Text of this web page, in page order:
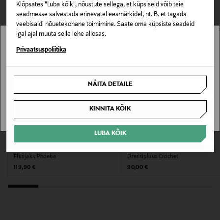
Klõpsates "Luba kõik", nõustute sellega, et küpsiseid võib teie
seadmesse salvestada erinevatel eesmärkidel, nt. B. et tagada
veebisaidi nõuetekohane toimimine. Saate oma küpsiste seadeid
igal ajal muuta selle lehe allosas.
Privaatsuspoliitika
NÄITA DETAILE
KINNITA KÕIK
LUBA KÕIK
65% puuvill, 35% polüester
Hooldusjuhendid
Masinpesu vastavalt hooldusjuhendile
PAKISTAN
Valmistaja tootenumber
2612520
Fliisjakk Phoebe
Original Price
119,90 €
Dressipluus Crochet
Original Price
90,00 €
Stockmann pole Sinu riigis saadaval.
SAAN ARU